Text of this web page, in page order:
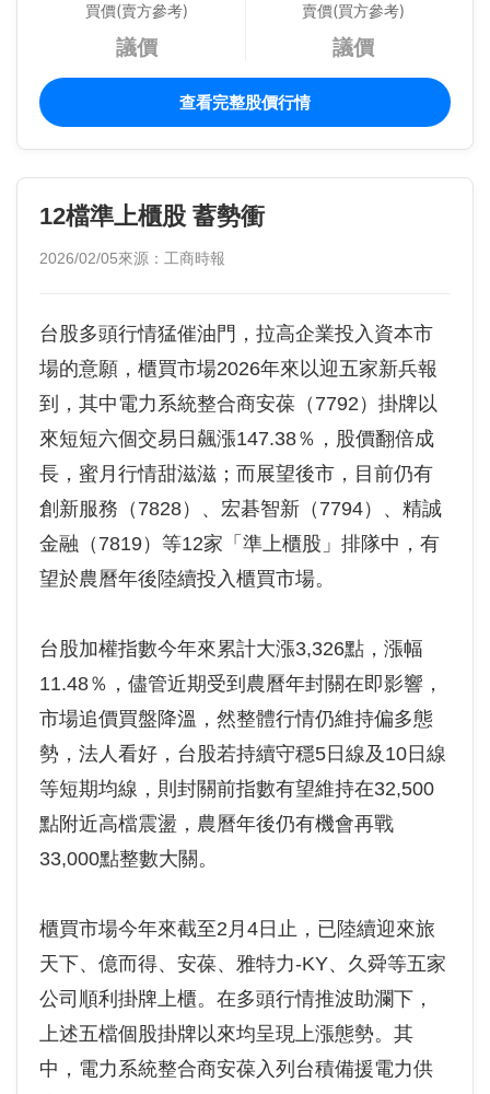
買價(賣方參考)
議價
賣價(買方參考)
議價
查看完整股價行情
12檔準上櫃股 蓄勢衝
2026/02/05來源：工商時報
台股多頭行情猛催油門，拉高企業投入資本市
場的意願，櫃買市場2026年來以迎五家新兵報
到，其中電力系統整合商安葆（7792）掛牌以
來短短六個交易日飆漲147.38％，股價翻倍成
長，蜜月行情甜滋滋；而展望後市，目前仍有
創新服務（7828）、宏碁智新（7794）、精誠
金融（7819）等12家「準上櫃股」排隊中，有
望於農曆年後陸續投入櫃買市場。
台股加權指數今年來累計大漲3,326點，漲幅
11.48％，儘管近期受到農曆年封關在即影響，
市場追價買盤降溫，然整體行情仍維持偏多態
勢，法人看好，台股若持續守穩5日線及10日線
等短期均線，則封關前指數有望維持在32,500
點附近高檔震盪，農曆年後仍有機會再戰
33,000點整數大關。
櫃買市場今年來截至2月4日止，已陸續迎來旅
天下、億而得、安葆、雅特力-KY、久舜等五家
公司順利掛牌上櫃。在多頭行情推波助瀾下，
上述五檔個股掛牌以來均呈現上漲態勢。其
中，電力系統整合商安葆入列台積備援電力供